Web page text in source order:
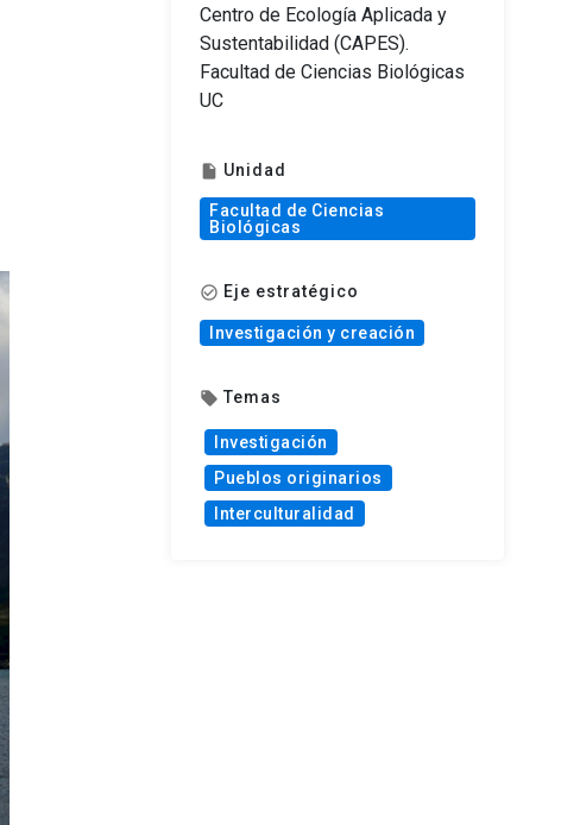
Centro de Ecología Aplicada y
Sustentabilidad (CAPES).
Facultad de Ciencias Biológicas
UC
insert_drive_file Unidad
Facultad de Ciencias
Biológicas
check_circle_outline Eje estratégico
Investigación y creación
local_offer Temas
Investigación
Pueblos originarios
Interculturalidad